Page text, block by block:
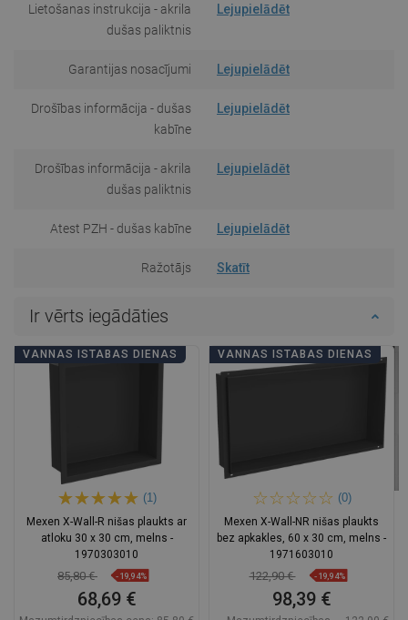
Lietošanas instrukcija - akrila
dušas paliktnis
Lejupielādēt
Garantijas nosacījumi Lejupielādēt
Drošības informācija - dušas
kabīne
Lejupielādēt
Drošības informācija - akrila
dušas paliktnis
Lejupielādēt
Atest PZH - dušas kabīne Lejupielādēt
Ražotājs Skatīt
Ir vērts iegādāties
VANNAS ISTABAS DIENAS
(1)
Mexen X-Wall-R nišas plaukts ar
atloku 30 x 30 cm, melns -
1970303010
85,80 € -19,94%
68,69 €
VANNAS ISTABAS DIENAS
(0)
Mexen X-Wall-NR nišas plaukts
bez apkakles, 60 x 30 cm, melns -
1971603010
122,90 € -19,94%
98,39 €